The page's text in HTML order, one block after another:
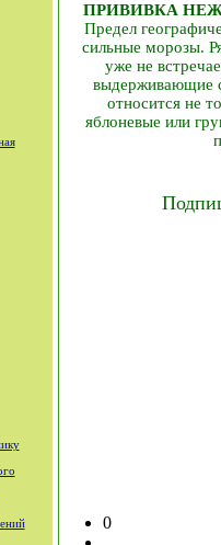
ПРИВИВКА
Предел
сильные морозы.
уже не
выдерживающие
относится не
яблоневые или
0